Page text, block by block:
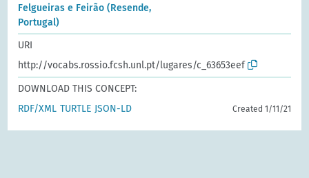
Felgueiras e Feirão (Resende,
Portugal)
URI
http://vocabs.rossio.fcsh.unl.pt/lugares/c_63653eef
DOWNLOAD THIS CONCEPT:
RDF/XML TURTLE JSON-LD Created 1/11/21